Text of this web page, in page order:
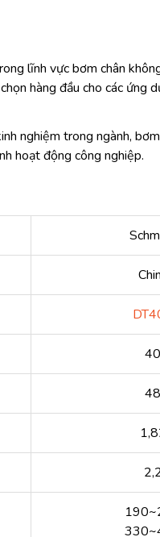
lĩnh vực bơm chân
hàng đầu cho các ứng
nghiệm trong ngành,
hoạt động công nghiệp.
40
48